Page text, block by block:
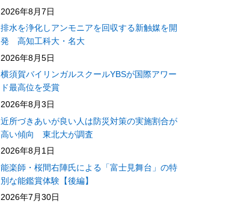
2026年8月7日
排水を浄化しアンモニアを回収する新触媒を開
発 高知工科大・名大
2026年8月5日
横須賀バイリンガルスクールYBSが国際アワー
ド最高位を受賞
2026年8月3日
近所づきあいが良い人は防災対策の実施割合が
高い傾向 東北大が調査
2026年8月1日
能楽師・桜間右陣氏による「富士見舞台」の特
別な能鑑賞体験【後編】
2026年7月30日